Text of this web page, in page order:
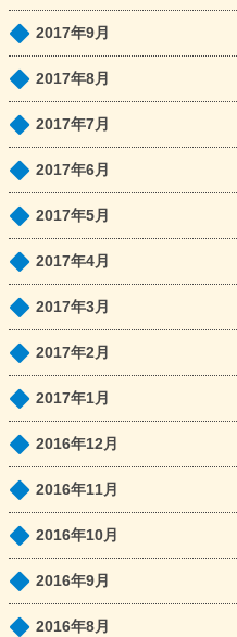
2017年9月
2017年8月
2017年7月
2017年6月
2017年5月
2017年4月
2017年3月
2017年2月
2017年1月
2016年12月
2016年11月
2016年10月
2016年9月
2016年8月